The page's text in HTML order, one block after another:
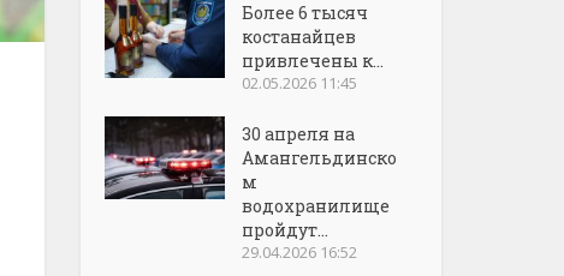
Более 6 тысяч
костанайцев
привлечены к...
02.05.2026 11:45
30 апреля на
Амангельдинско
м
водохранилище
пройдут...
29.04.2026 16:52